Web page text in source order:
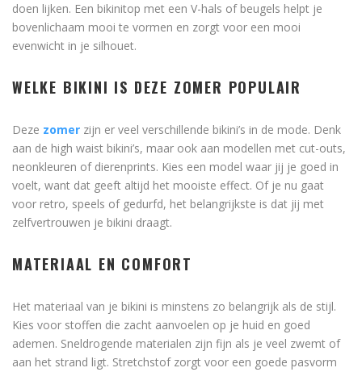
doen lijken. Een bikinitop met een V-hals of beugels helpt je
bovenlichaam mooi te vormen en zorgt voor een mooi
evenwicht in je silhouet.
WELKE BIKINI IS DEZE ZOMER POPULAIR
Deze zomer zijn er veel verschillende bikini’s in de mode. Denk
aan de high waist bikini’s, maar ook aan modellen met cut-outs,
neonkleuren of dierenprints. Kies een model waar jij je goed in
voelt, want dat geeft altijd het mooiste effect. Of je nu gaat
voor retro, speels of gedurfd, het belangrijkste is dat jij met
zelfvertrouwen je bikini draagt.
MATERIAAL EN COMFORT
Het materiaal van je bikini is minstens zo belangrijk als de stijl.
Kies voor stoffen die zacht aanvoelen op je huid en goed
ademen. Sneldrogende materialen zijn fijn als je veel zwemt of
aan het strand ligt. Stretchstof zorgt voor een goede pasvorm